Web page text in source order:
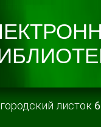
листок